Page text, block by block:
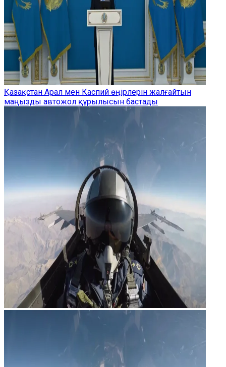
Қазақстан Арал мен Каспий өңірлерін жалғайтын
маңызды автожол құрылысын бастады